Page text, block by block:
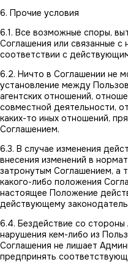
6. Прочие условия
6.1. Все возможные споры,
Соглашения или связанные
соответствии с
6.2. Ничто в Соглашении не
установление между
агентских отношений,
совместной деятельности,
каких-то иных отношений,
Соглашением.
6.3. В случае изменения
внесения изменений в
затронутым Соглашением, а
какого-либо положения
настоящее Положение
действующему
6.4. Бездействие со
нарушения кем-либо из
Соглашения не лишает
предпринять